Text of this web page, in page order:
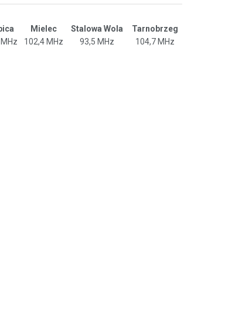
Mielec Stalowa Wola
Tarnobrzeg
102,4 MHz 93,5 MHz 104,7 MHz